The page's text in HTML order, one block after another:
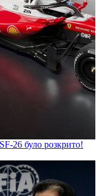
26 було розкрито!